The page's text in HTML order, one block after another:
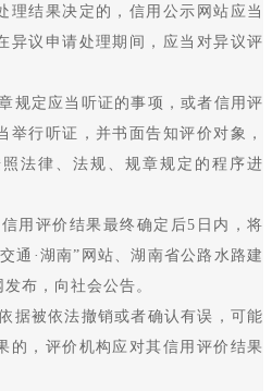
理结果决定的，信用公示网站应当
异议申请处理期间，应当对异议评
定应当听证的事项，或者信用评
举行听证，并书面告知评价对象，
法律、法规、规章规定的程序进
评价结果最终确定后5日内，将
通·湖南”网站、湖南省公路水路建
布，向社会公告。
被依法撤销或者确认有误，可能
的，评价机构应对其信用评价结果